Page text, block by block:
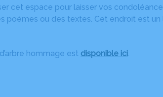
cet espace pour laisser vos
poèmes ou des textes. Cet endroit est
hommage est disponible ici.